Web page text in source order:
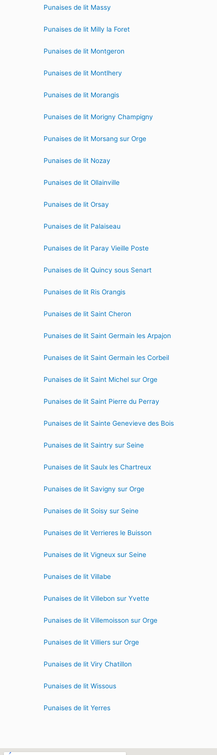
Punaises de lit Massy
Punaises de lit Milly la Foret
Punaises de lit Montgeron
Punaises de lit Montlhery
Punaises de lit Morangis
Punaises de lit Morigny Champigny
Punaises de lit Morsang sur Orge
Punaises de lit Nozay
Punaises de lit Ollainville
Punaises de lit Orsay
Punaises de lit Palaiseau
Punaises de lit Paray Vieille Poste
Punaises de lit Quincy sous Senart
Punaises de lit Ris Orangis
Punaises de lit Saint Cheron
Punaises de lit Saint Germain les Arpajon
Punaises de lit Saint Germain les Corbeil
Punaises de lit Saint Michel sur Orge
Punaises de lit Saint Pierre du Perray
Punaises de lit Sainte Genevieve des Bois
Punaises de lit Saintry sur Seine
Punaises de lit Saulx les Chartreux
Punaises de lit Savigny sur Orge
Punaises de lit Soisy sur Seine
Punaises de lit Verrieres le Buisson
Punaises de lit Vigneux sur Seine
Punaises de lit Villabe
Punaises de lit Villebon sur Yvette
Punaises de lit Villemoisson sur Orge
Punaises de lit Villiers sur Orge
Punaises de lit Viry Chatillon
Punaises de lit Wissous
Punaises de lit Yerres